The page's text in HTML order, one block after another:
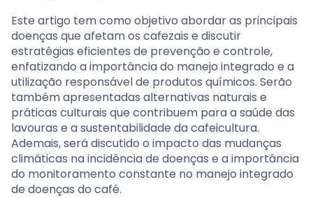
Este artigo tem como objetivo abordar as principais
doenças que afetam os cafezais e discutir
estratégias eficientes de prevenção e controle,
enfatizando a importância do manejo integrado e a
utilização responsável de produtos químicos. Serão
também apresentadas alternativas naturais e
práticas culturais que contribuem para a saúde das
lavouras e a sustentabilidade da cafeicultura.
Ademais, será discutido o impacto das mudanças
climáticas na incidência de doenças e a importância
do monitoramento constante no manejo integrado
de doenças do café.